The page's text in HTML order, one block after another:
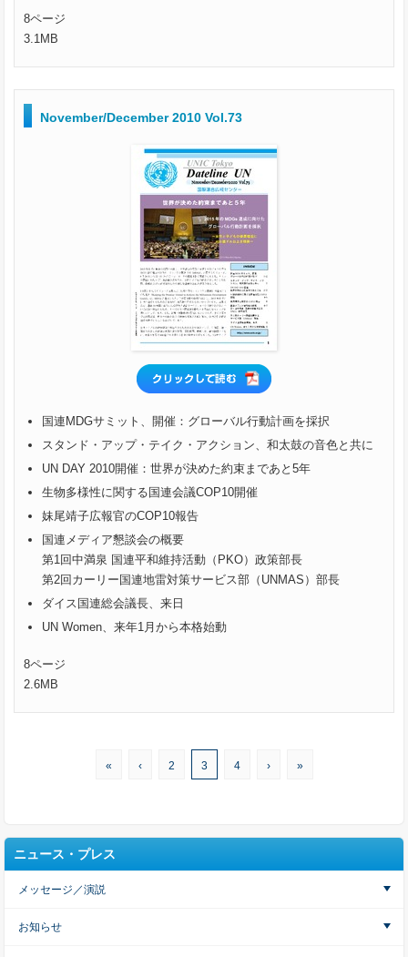
8ページ
3.1MB
November/December 2010 Vol.73
国連MDGサミット、開催：グローバル行動計画を採択
スタンド・アップ・テイク・アクション、和太鼓の音色と共に
UN DAY 2010開催：世界が決めた約束まであと5年
生物多様性に関する国連会議COP10開催
妹尾靖子広報官のCOP10報告
国連メディア懇談会の概要
第1回中満泉 国連平和維持活動（PKO）政策部長
第2回カーリー国連地雷対策サービス部（UNMAS）部長
ダイス国連総会議長、来日
UN Women、来年1月から本格始動
8ページ
2.6MB
« ‹ 2 3 4 › »
ニュース・プレス
メッセージ／演説
お知らせ